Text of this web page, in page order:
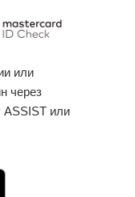
или
через
или